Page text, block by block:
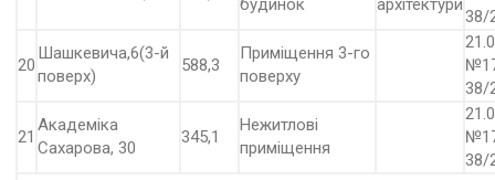
будинок
архітектури
38/
20
Шашкевича,6(3-й
поверх)
588,3
Приміщення 3-го
поверху
38/
21
Академіка
Сахарова, 30
345,1
Нежитлові
приміщення
38/